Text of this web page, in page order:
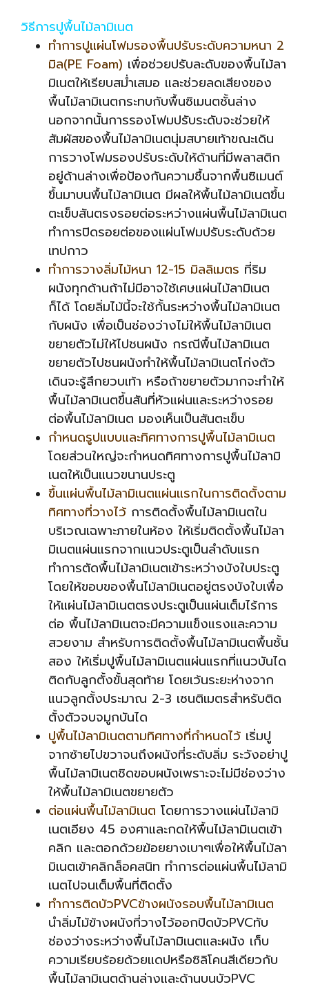
วิธีการปูพื้นไม้ลามิเนต
ทำการปูแผ่นโฟมรองพื้นปรับระดับความหนา 2
มิล(PE Foam) เพื่อช่วยปรับละดับของพื้นไม้ลา
มิเนตให้เรียบสม่ำเสมอ และช่วยลดเสียงของ
พื้นไม้ลามิเนตกระทบกับพื้นซิเมนตชั้นล่าง
นอกจากนั้นการรองโฟมปรับระดับจะช่วยให้
สัมผัสของพื้นไม้ลามิเนตนุ่มสบายเท้าขณะเดิน
การวางโฟมรองปรับระดับให้ด้านที่มีพลาสติก
อยู่ด้านล่างเพื่อป้องกันความชื้นจากพื้นซิเมนต์
ขึ้นมาบนพื้นไม้ลามิเนต มีผลให้พื้นไม้ลามิเนตขึ้น
ตะเข็บสันตรงรอยต่อระหว่างแผ่นพื้นไม้ลามิเนต
ทำการปิดรอยต่อของแผ่นโฟมปรับระดับด้วย
เทปกาว
ทำการวางลิ่มไม้หนา 12-15 มิลลิเมตร ที่ริม
ผนังทุกด้านถ้าไม่มีอาจใช้เศษแผ่นไม้ลามิเนต
ก็ได้ โดยลิ่มไม้นี้จะใช้กั้นระหว่างพื้นไม้ลามิเนต
กับผนัง เพื่อเป็นช่องว่างไม่ให้พื้นไม้ลามิเนต
ขยายตัวไม่ให้ไปชนผนัง กรณีพื้นไม้ลามิเนต
ขยายตัวไปชนผนังทำให้พื้นไม้ลามิเนตโก่งตัว
เดินจะรู้สึกยวบเท้า หรือถ้าขยายตัวมากจะทำให้
พื้นไม้ลามิเนตขึ้นสันที่หัวแผ่นและระหว่างรอย
ต่อพื้นไม้ลามิเนต มองเห็นเป็นสันตะเข็บ
กำหนดรูปแบบและทิศทางการปูพื้นไม้ลามิเนต
โดยส่วนใหญ่จะกำหนดทิศทางการปูพื้นไม้ลามิ
เนตให้เป็นแนวขนานประตู
ขึ้นแผ่นพื้นไม้ลามิเนตแผ่นแรกในการติดตั้งตาม
ทิศทางที่วางไว้ การติดตั้งพื้นไม้ลามิเนตใน
บริเวณเฉพาะภายในห้อง ให้เริ่มติดตั้งพื้นไม้ลา
มิเนตแผ่นแรกจากแนวประตูเป็นลำดับแรก
ทำการตัดพื้นไม้ลามิเนตเข้าระหว่างบังใบประตู
โดยให้ขอบของพื้นไม้ลามิเนตอยู่ตรงบังใบเพื่อ
ให้แผ่นไม้ลามิเนตตรงประตูเป็นแผ่นเต็มไร้การ
ต่อ พื้นไม้ลามิเนตจะมีความแข็งแรงและความ
สวยงาม สำหรับการติดตั้งพื้นไม้ลามิเนตพื้นชั้น
สอง ให้เริ่มปูพื้นไม้ลามิเนตแผ่นแรกที่แนวบันได
ติดกับลูกตั้งขั้นสุดท้าย โดยเว้นระยะห่างจาก
แนวลูกตั้งประมาณ 2-3 เซนติเมตรสำหรับติด
ตั้งตัวจบจมูกบันได
ปูพื้นไม้ลามิเนตตามทิศทางที่กำหนดไว้ เริ่มปู
จากซ้ายไปขวาจนถึงผนังที่ระดับลิ่ม ระวังอย่าปู
พื้นไม้ลามิเนตชิดขอบผนังเพราะจะไม่มีช่องว่าง
ให้พื้นไม้ลามิเนตขยายตัว
ต่อแผ่นพื้นไม้ลามิเนต โดยการวางแผ่นไม้ลามิ
เนตเอียง 45 องศาและกดให้พื้นไม้ลามิเนตเข้า
คลิก และตอกด้วยฆ้อยยางเบาๆเพื่อให้พื้นไม้ลา
มิเนตเข้าคลิกล็อคสนิท ทำการต่อแผ่นพื้นไม้ลามิ
เนตไปจนเต็มพื้นที่ติดตั้ง
ทำการติดบัวPVCข้างผนังรอบพื้นไม้ลามิเนต
นำลิ่มไม้ข้างผนังที่วางไว้ออกปิดบัวPVCทับ
ช่องว่างระหว่างพื้นไม้ลามิเนตและผนัง เก็บ
ความเรียบร้อยด้วยแดปหรือซิลิโคนสีเดียวกับ
พื้นไม้ลามิเนตด้านล่างและด้านบนบัวPVC